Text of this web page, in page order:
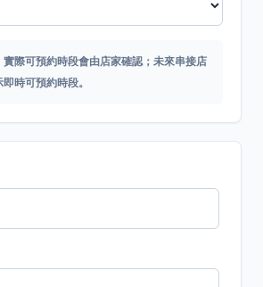
實際可預約時段會由店家確認；未來串接店
時可預約時段。